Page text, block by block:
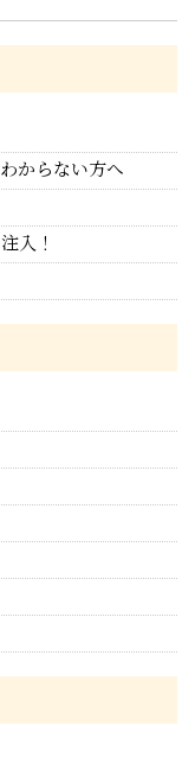
からない方へ
入！